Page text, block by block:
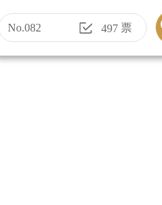
No.082 497票